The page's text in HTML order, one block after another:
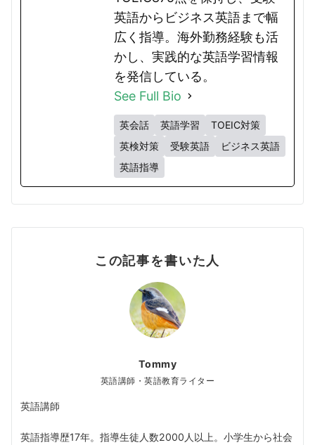
英語からビジネス英語まで幅
広く指導。海外勤務経験も活
かし、実践的な英語学習情報
を発信している。
See Full Bio
英会話 英語学習
TOEIC対策
英検対策
受験英語
ビジネス英語
英語指導
この記事を書いた人
Tommy
英語講師・英語教育ライター
英語講師
英語指導歴17年。指導生徒人数2000人以上。小学生から社会